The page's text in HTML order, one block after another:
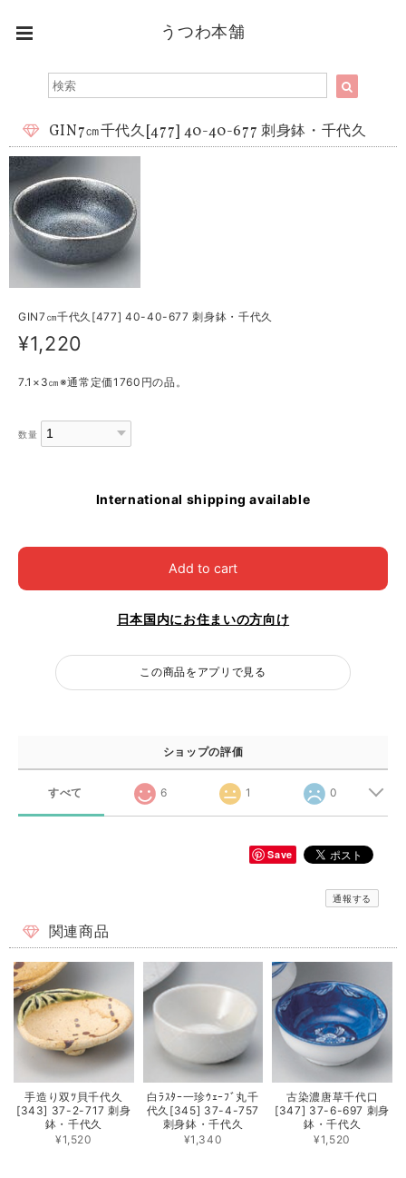
うつわ本舗
GIN7㎝千代久[477] 40-40-677 刺身鉢・千代久
GIN7㎝千代久[477] 40-40-677 刺身鉢・千代久
¥1,220
7.1×3㎝※通常定価1760円の品。
数量
International shipping available
Add to cart
日本国内にお住まいの方向け
この商品をアプリで見る
ショップの評価
すべて 6 1 0
Save
通報する
関連商品
手造り双ﾂ貝千代久
[343] 37-2-717 刺身
鉢・千代久
¥1,520
白ﾗｽﾀｰ一珍ｳｪｰﾌﾞ丸千
代久[345] 37-4-757
刺身鉢・千代久
¥1,340
古染濃唐草千代口
[347] 37-6-697 刺身
鉢・千代久
¥1,520